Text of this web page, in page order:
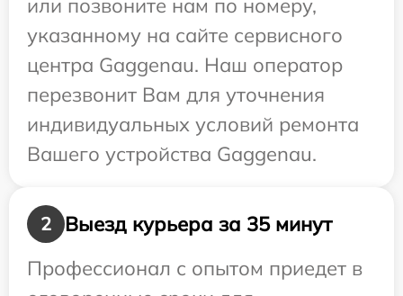
или позвоните нам по номеру,
указанному на сайте сервисного
центра Gaggenau. Наш оператор
перезвонит Вам для уточнения
индивидуальных условий ремонта
Вашего устройства Gaggenau.
2
Выезд курьера за 35 минут
Профессионал с опытом приедет в